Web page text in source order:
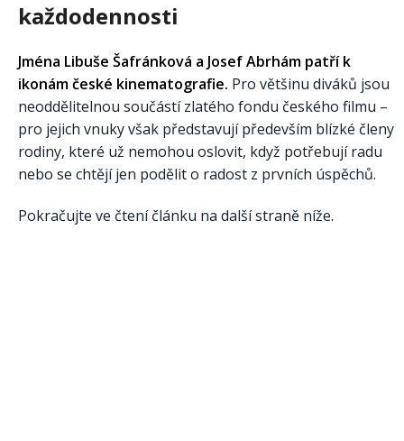
každodennosti
Jména Libuše Šafránková a Josef Abrhám patří k
ikonám české kinematografie. Pro většinu diváků jsou
neoddělitelnou součástí zlatého fondu českého filmu –
pro jejich vnuky však představují především blízké členy
rodiny, které už nemohou oslovit, když potřebují radu
nebo se chtějí jen podělit o radost z prvních úspěchů.
Pokračujte ve čtení článku na další straně níže.